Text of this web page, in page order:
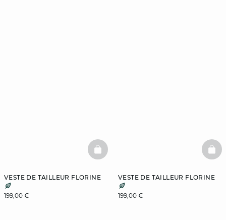
VESTE DE TAILLEUR FLORINE
199,00 €
BASKETFULL
VESTE DE TAILLEUR FLORINE
199,00 €